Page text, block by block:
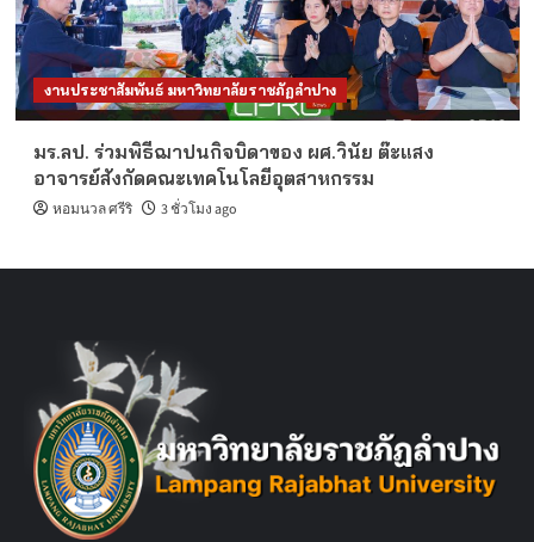
งานประชาสัมพันธ์ มหาวิทยาลัยราชภัฏลำปาง
มร.ลป. ร่วมพิธีฌาปนกิจบิดาของ ผศ.วินัย ต๊ะแสง
อาจารย์สังกัดคณะเทคโนโลยีอุตสาหกรรม
หอมนวล ศรีริ 3 ชั่วโมง ago